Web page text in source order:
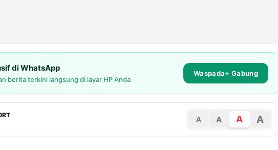
di WhatsApp
berita terkini langsung di layar HP Anda
Waspada+ Gabung
A A A A